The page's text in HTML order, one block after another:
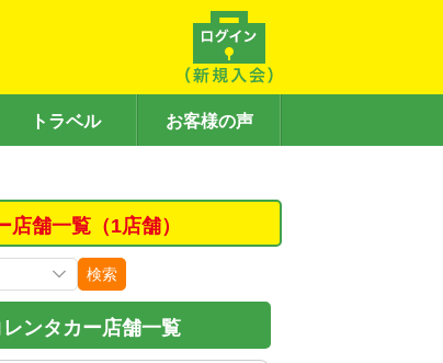
トラベル お客様の声
舗一覧（1店舗）
検索
ンタカー店舗一覧